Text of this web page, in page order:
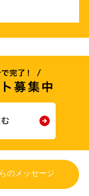
のメッセージ